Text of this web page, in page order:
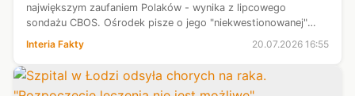
największym zaufaniem Polaków - wynika z lipcowego
sondażu CBOS. Ośrodek pisze o jego "niekwestionowanej"
pozycji w zestawieniu. Największe straty odnotowali natomiast
Donald Tusk i Rafał Trzaskowski....
Interia Fakty 20.07.2026 16:55